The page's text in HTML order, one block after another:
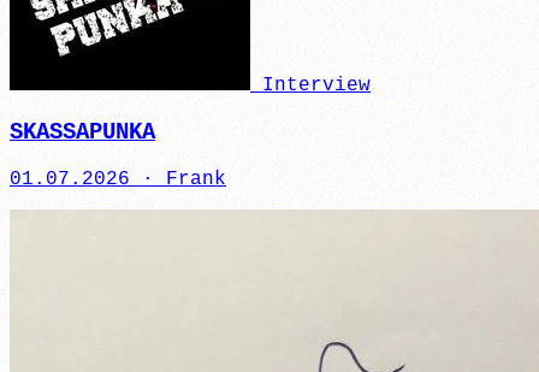
Interview
SKASSAPUNKA
01.07.2026 · Frank